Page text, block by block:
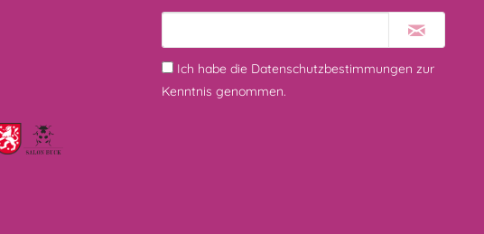
Ich habe die Datenschutzbestimmungen zur
Kenntnis genommen.